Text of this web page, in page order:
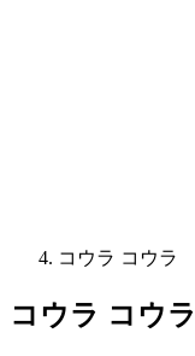
コウラ コウラ
コウラ コウラ